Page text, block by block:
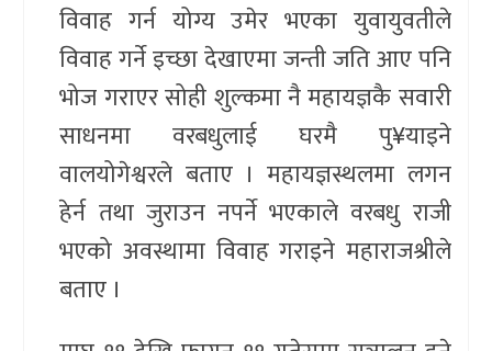
विवाह गर्न योग्य उमेर भएका युवायुवतीले
विवाह गर्ने इच्छा देखाएमा जन्ती जति आए पनि
भोज गराएर सोही शुल्कमा नै महायज्ञकै सवारी
साधनमा वरबधुलाई घरमै पु¥याइने
वालयोगेश्वरले बताए । महायज्ञस्थलमा लगन
हेर्न तथा जुराउन नपर्ने भएकाले वरबधु राजी
भएको अवस्थामा विवाह गराइने महाराजश्रीले
बताए ।